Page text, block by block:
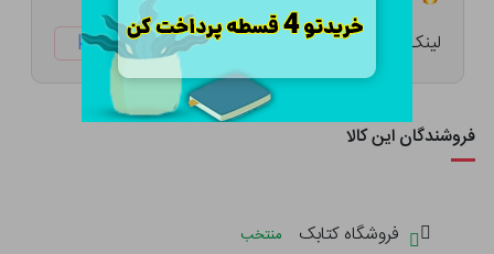
لینک کوتاه: ketabtala.com/sbp-53673
فروشندگان این کالا
فروشگاه کتابک
منتخب